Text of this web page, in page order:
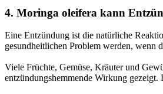
4. Moringa oleifera kann
Eine Entzündung ist die natürliche
gesundheitlichen Problem werden, wenn
Viele Früchte, Gemüse, Kräuter und
entzündungshemmende Wirkung